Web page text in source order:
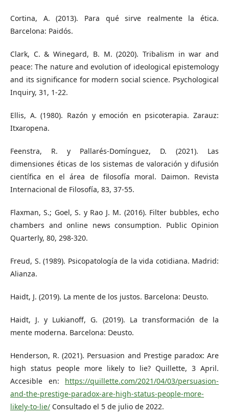
Cortina, A. (2013). Para qué sirve realmente la ética.
Barcelona: Paidós.
Clark, C. & Winegard, B. M. (2020). Tribalism in war and
peace: The nature and evolution of ideological epistemology
and its significance for modern social science. Psychological
Inquiry, 31, 1-22.
Ellis, A. (1980). Razón y emoción en psicoterapia. Zarauz:
Itxaropena.
Feenstra, R. y Pallarés-Domínguez, D. (2021). Las
dimensiones éticas de los sistemas de valoración y difusión
científica en el área de filosofía moral. Daimon. Revista
Internacional de Filosofía, 83, 37-55.
Flaxman, S.; Goel, S. y Rao J. M. (2016). Filter bubbles, echo
chambers and online news consumption. Public Opinion
Quarterly, 80, 298-320.
Freud, S. (1989). Psicopatología de la vida cotidiana. Madrid:
Alianza.
Haidt, J. (2019). La mente de los justos. Barcelona: Deusto.
Haidt, J. y Lukianoff, G. (2019). La transformación de la
mente moderna. Barcelona: Deusto.
Henderson, R. (2021). Persuasion and Prestige paradox: Are
high status people more likely to lie? Quillette, 3 April.
Accesible en: https://quillette.com/2021/04/03/persuasion-
and-the-prestige-paradox-are-high-status-people-more-
likely-to-lie/ Consultado el 5 de julio de 2022.